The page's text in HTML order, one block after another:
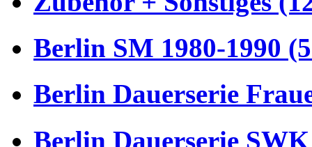
Berlin SM 1980-1990
Berlin Dauerserie
Berlin Dauerserie